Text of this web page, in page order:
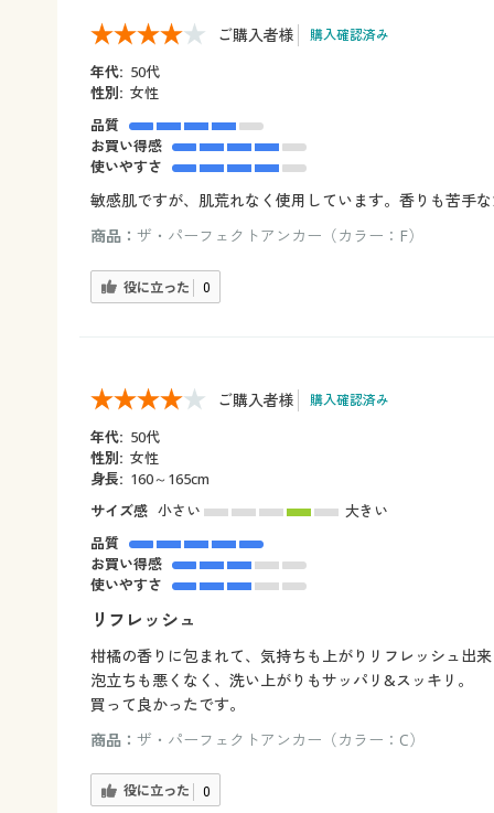
ご購入者様 購入確認済み
年代: 50代
性別: 女性
品質
お買い得感
使いやすさ
敏感肌ですが、肌荒れなく使用しています。香りも苦手
商品： ザ・パーフェクトアンカー（カラー：F）
役に立った 0
ご購入者様 購入確認済み
年代: 50代
性別: 女性
身長: 160～165cm
サイズ感 小さい
大きい
品質
お買い得感
使いやすさ
リフレッシュ
柑橘の香りに包まれて、気持ちも上がりリフレッシュ出
泡立ちも悪くなく、洗い上がりもサッパリ&スッキリ。
買って良かったです。
商品： ザ・パーフェクトアンカー（カラー：C）
役に立った 0